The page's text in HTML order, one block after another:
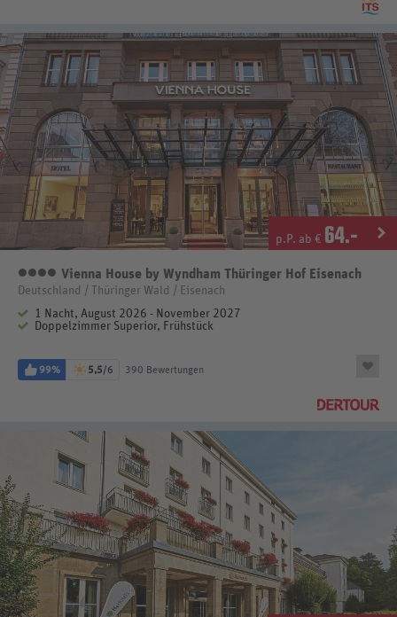
p.P. ab € 64.-
4 Sterne
Vienna House by Wyndham Thüringer Hof Eisenach
Deutschland / Thüringer Wald / Eisenach
1 Nacht, August 2026 - November 2027
Doppelzimmer Superior, Frühstück
99% 5,5/6 390 Bewertungen